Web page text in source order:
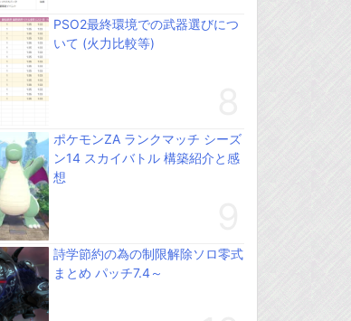
PSO2最終環境での武器選びにつ
いて (火力比較等)
ポケモンZA ランクマッチ シーズ
ン14 スカイバトル 構築紹介と感
想
詩学節約の為の制限解除ソロ零式
まとめ パッチ7.4～